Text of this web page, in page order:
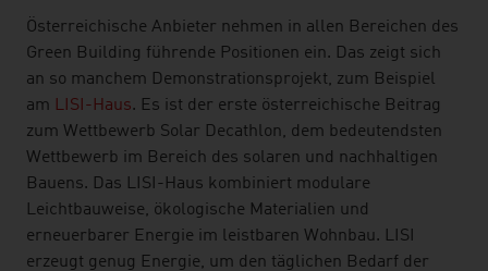
Österreichische Anbieter nehmen in allen Bereichen des
Green Building führende Positionen ein. Das zeigt sich
an so manchem Demonstrationsprojekt, zum Beispiel
am LISI-Haus. Es ist der erste österreichische Beitrag
zum Wettbewerb Solar Decathlon, dem bedeutendsten
Wettbewerb im Bereich des solaren und nachhaltigen
Bauens. Das LISI-Haus kombiniert modulare
Leichtbauweise, ökologische Materialien und
erneuerbarer Energie im leistbaren Wohnbau. LISI
erzeugt genug Energie, um den täglichen Bedarf der